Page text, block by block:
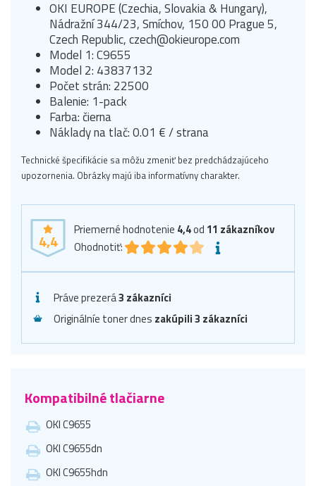
OKI EUROPE (Czechia, Slovakia & Hungary),
Nádražní 344/23, Smíchov, 150 00 Prague 5,
Czech Republic, czech@okieurope.com
Model 1: C9655
Model 2: 43837132
Počet strán: 22500
Balenie: 1-pack
Farba: čierna
Náklady na tlač: 0.01 € / strana
Technické špecifikácie sa môžu zmeniť bez predchádzajúceho
upozornenia. Obrázky majú iba informatívny charakter.
4,4
Priemerné hodnotenie 4,4od 11 zákazníkov
Ohodnotiť:
Práve prezerá3 zákazníci
Originálníe toner dnes zakúpili 3 zákazníci
Kompatibilné tlačiarne
OKI C9655
OKI C9655dn
OKI C9655hdn